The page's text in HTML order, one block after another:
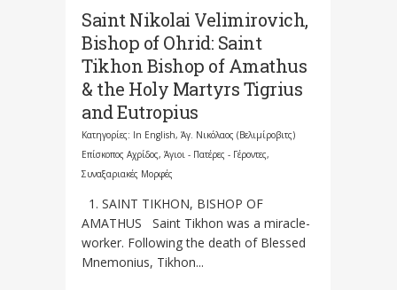
Saint Nikolai Velimirovich,
Bishop of Ohrid: Saint
Tikhon Bishop of Amathus
& the Holy Martyrs Tigrius
and Eutropius
Κατηγορίες: In English, Άγ. Νικόλαος (Βελιμίροβιτς)
Επίσκοπος Αχρίδος, Άγιοι - Πατέρες - Γέροντες,
Συναξαριακές Μορφές
1. SAINT TIKHON, BISHOP OF
AMATHUS Saint Tikhon was a miracle-
worker. Following the death of Blessed
Mnemonius, Tikhon...